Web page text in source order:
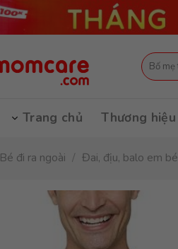
Tìm
kiếm:
Trang chủ Thương hiệu
Bé đi ra ngoài / Đai, địu, balo em bé